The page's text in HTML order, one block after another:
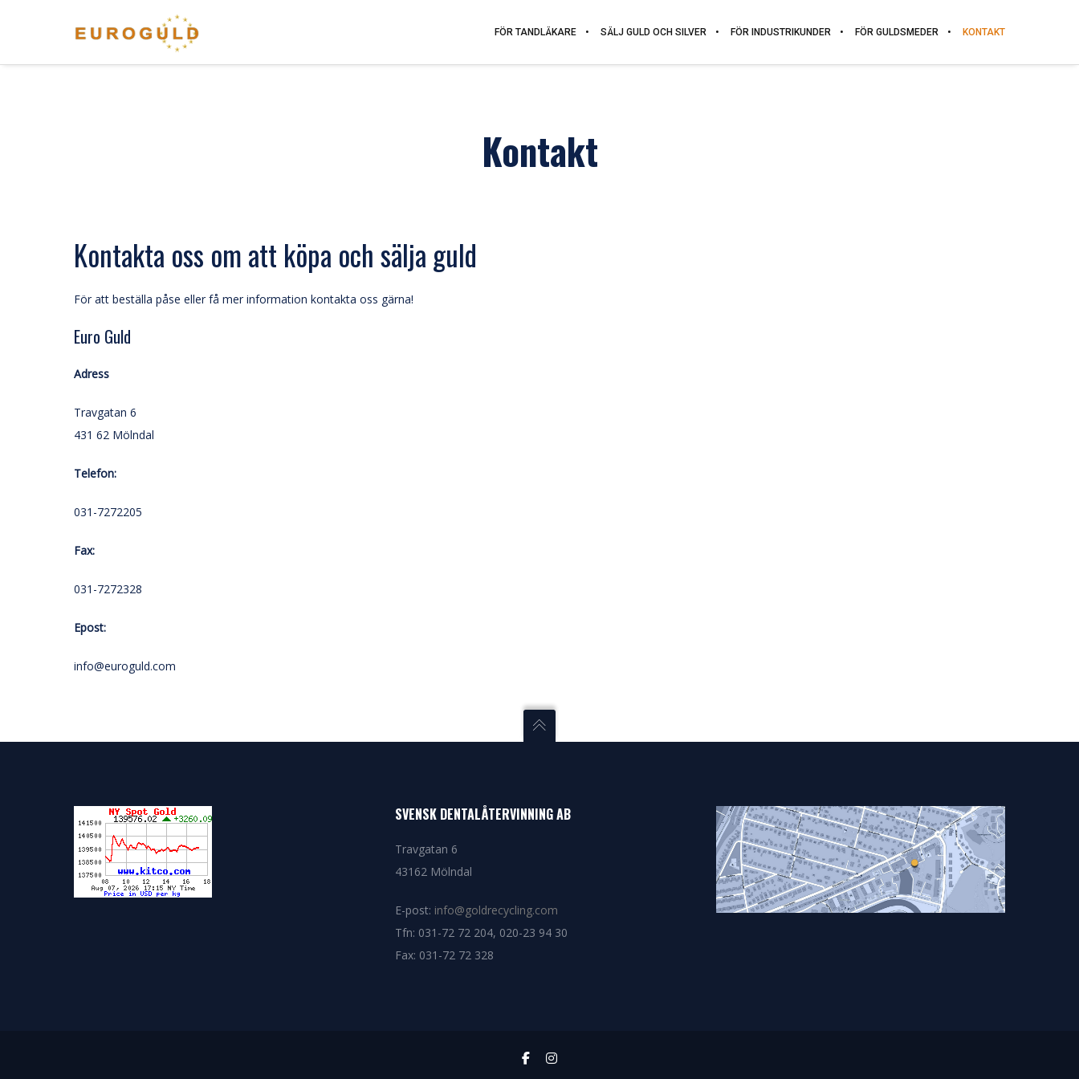
FÖR TANDLÄKARE SÄLJ GULD OCH SILVER FÖR INDUSTRIKUNDER FÖR GULDSMEDER KONTAKT
Kontakt
Kontakta oss om att köpa och sälja guld
För att beställa påse eller få mer information kontakta oss gärna!
Euro Guld
Adress
Travgatan 6
431 62 Mölndal
Telefon:
031-7272205
Fax:
031-7272328
Epost:
info@euroguld.com
SVENSK DENTALÅTERVINNING AB
Travgatan 6
43162 Mölndal
E-post: info@goldrecycling.com
Tfn: 031-72 72 204, 020-23 94 30
Fax: 031-72 72 328